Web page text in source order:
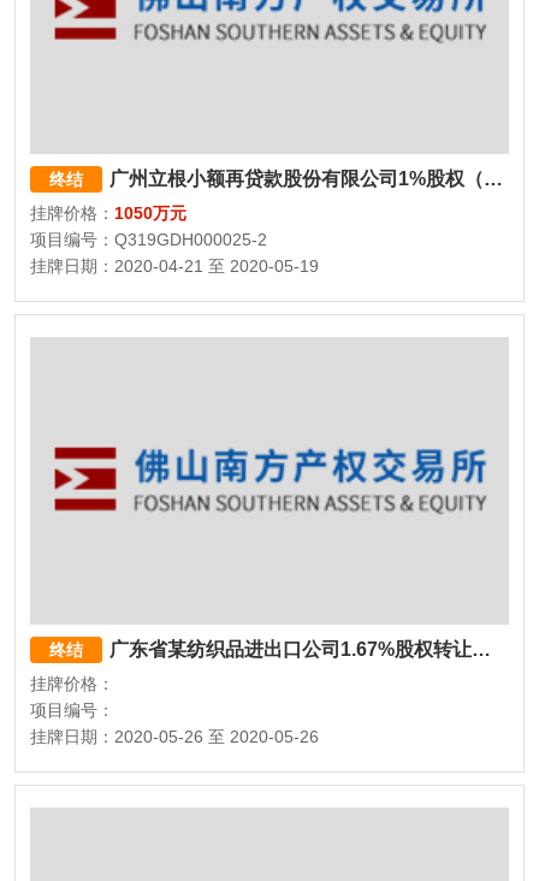
终结 广州立根小额再贷款股份有限公司1%股权（1000万股）
挂牌价格： 1050万元
项目编号：Q319GDH000025-2
挂牌日期：2020-04-21 至 2020-05-19
终结 广东省某纺织品进出口公司1.67%股权转让预公告
挂牌价格：
项目编号：
挂牌日期：2020-05-26 至 2020-05-26